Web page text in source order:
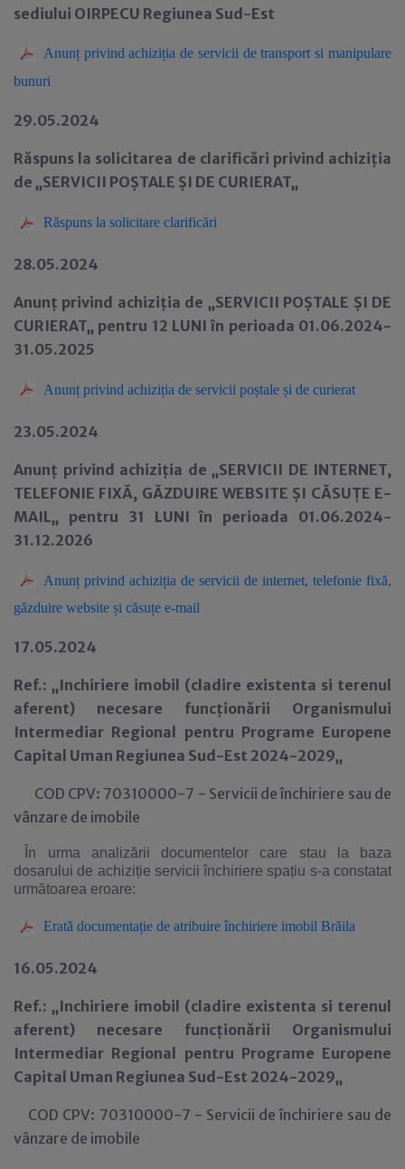
sediului OIRPECU Regiunea Sud-Est
Anunț privind achiziția de servicii de transport si manipulare
bunuri
29.05.2024
Răspuns la solicitarea de clarificări privind achiziția
de „SERVICII POȘTALE ȘI DE CURIERAT„
Răspuns la solicitare clarificări
28.05.2024
Anunț privind achiziția de „SERVICII POȘTALE ȘI DE
CURIERAT„ pentru 12 LUNI în perioada 01.06.2024-
31.05.2025
Anunț privind achiziția de servicii poștale și de curierat
23.05.2024
Anunț privind achiziția de „SERVICII DE INTERNET,
TELEFONIE FIXĂ, GĂZDUIRE WEBSITE ȘI CĂSUȚE E-
MAIL„ pentru 31 LUNI în perioada 01.06.2024-
31.12.2026
Anunț privind achiziția de servicii de internet, telefonie fixă,
găzduire website și căsuțe e-mail
17.05.2024
Ref.: „Inchiriere imobil (cladire existenta si terenul
aferent) necesare funcționării Organismului
Intermediar Regional pentru Programe Europene
Capital Uman Regiunea Sud-Est 2024-2029„
COD CPV: 70310000-7 - Servicii de închiriere sau de
vânzare de imobile
În urma analizării documentelor care stau la baza
dosarului de achiziție servicii închiriere spațiu s-a constatat
următoarea eroare:
Erată documentație de atribuire închiriere imobil Brăila
16.05.2024
Ref.: „Inchiriere imobil (cladire existenta si terenul
aferent) necesare funcționării Organismului
Intermediar Regional pentru Programe Europene
Capital Uman Regiunea Sud-Est 2024-2029„
COD CPV: 70310000-7 - Servicii de închiriere sau de
vânzare de imobile